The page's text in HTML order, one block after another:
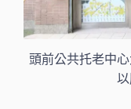
頭前公共托老中